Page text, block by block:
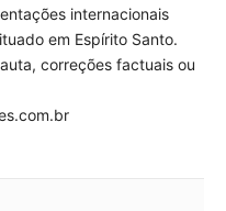
internacionais
em Espírito Santo.
correções factuais ou